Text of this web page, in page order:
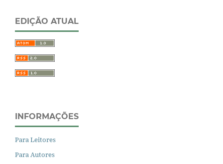
EDIÇÃO ATUAL
INFORMAÇÕES
Para Leitores
Para Autores